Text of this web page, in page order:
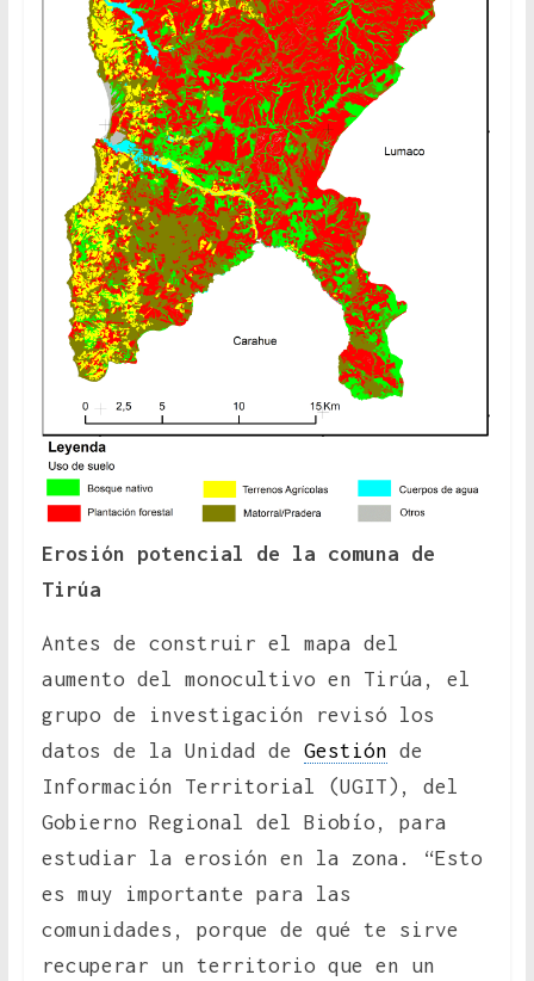
Erosión potencial de la comuna de
Tirúa
Antes de construir el mapa del
aumento del monocultivo en Tirúa, el
grupo de investigación revisó los
datos de la Unidad de Gestión de
Información Territorial (UGIT), del
Gobierno Regional del Biobío, para
estudiar la erosión en la zona. “Esto
es muy importante para las
comunidades, porque de qué te sirve
recuperar un territorio que en un